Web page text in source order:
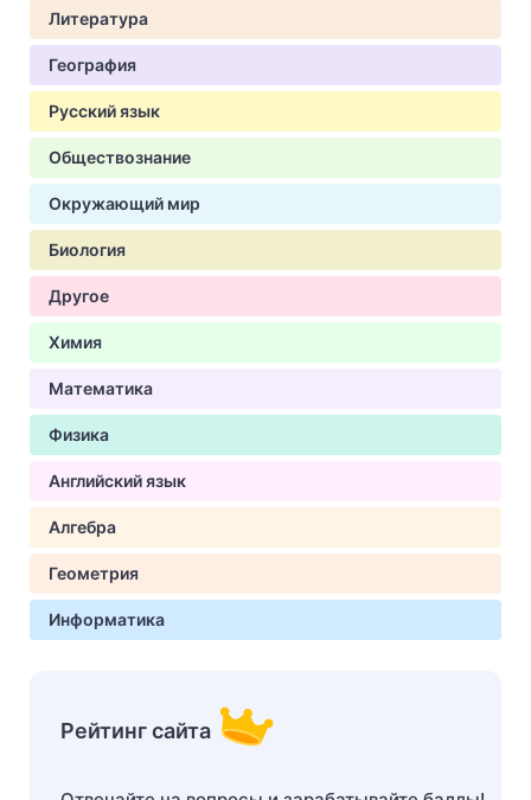
Литература
География
Русский язык
Обществознание
Окружающий мир
Биология
Другое
Химия
Математика
Физика
Английский язык
Алгебра
Геометрия
Информатика
Рейтинг сайта